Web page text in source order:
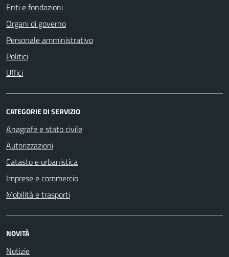
Enti e fondazioni
Organi di governo
Personale amministrativo
Politici
Uffici
CATEGORIE DI SERVIZIO
Anagrafe e stato civile
Autorizzazioni
Catasto e urbanistica
Imprese e commercio
Mobilità e trasporti
NOVITÀ
Notizie